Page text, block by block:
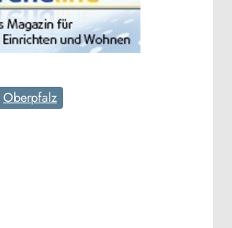
Oberpfalz